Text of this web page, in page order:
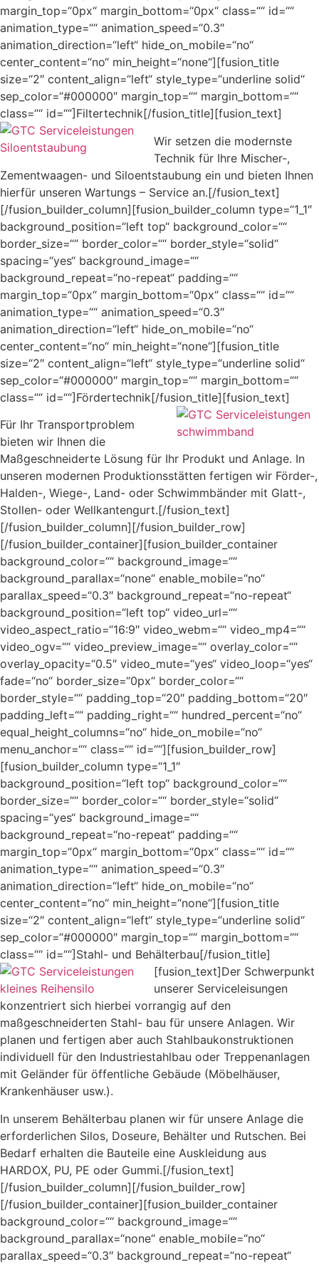
margin_top=“0px“ margin_bottom=“0px“ class=““ id=““
animation_type=““ animation_speed=“0.3″
animation_direction=“left“ hide_on_mobile=“no“
center_content=“no“ min_height=“none“][fusion_title
size=“2″ content_align=“left“ style_type=“underline solid“
sep_color=“#000000″ margin_top=““ margin_bottom=““
class=““ id=““]Filtertechnik[/fusion_title][fusion_text]
Wir setzen die modernste
Technik für Ihre Mischer-,
Zementwaagen- und Siloentstaubung ein und bieten Ihnen
hierfür unseren Wartungs – Service an.[/fusion_text]
[/fusion_builder_column][fusion_builder_column type=“1_1″
background_position=“left top“ background_color=““
border_size=““ border_color=““ border_style=“solid“
spacing=“yes“ background_image=““
background_repeat=“no-repeat“ padding=““
margin_top=“0px“ margin_bottom=“0px“ class=““ id=““
animation_type=““ animation_speed=“0.3″
animation_direction=“left“ hide_on_mobile=“no“
center_content=“no“ min_height=“none“][fusion_title
size=“2″ content_align=“left“ style_type=“underline solid“
sep_color=“#000000″ margin_top=““ margin_bottom=““
class=““ id=““]Fördertechnik[/fusion_title][fusion_text]
Für Ihr Transportproblem
bieten wir Ihnen die
Maßgeschneiderte Lösung für Ihr Produkt und Anlage. In
unseren modernen Produktionsstätten fertigen wir Förder-,
Halden-, Wiege-, Land- oder Schwimmbänder mit Glatt-,
Stollen- oder Wellkantengurt.[/fusion_text]
[/fusion_builder_column][/fusion_builder_row]
[/fusion_builder_container][fusion_builder_container
background_color=““ background_image=““
background_parallax=“none“ enable_mobile=“no“
parallax_speed=“0.3″ background_repeat=“no-repeat“
background_position=“left top“ video_url=““
video_aspect_ratio=“16:9″ video_webm=““ video_mp4=““
video_ogv=““ video_preview_image=““ overlay_color=““
overlay_opacity=“0.5″ video_mute=“yes“ video_loop=“yes“
fade=“no“ border_size=“0px“ border_color=““
border_style=““ padding_top=“20″ padding_bottom=“20″
padding_left=““ padding_right=““ hundred_percent=“no“
equal_height_columns=“no“ hide_on_mobile=“no“
menu_anchor=““ class=““ id=““][fusion_builder_row]
[fusion_builder_column type=“1_1″
background_position=“left top“ background_color=““
border_size=““ border_color=““ border_style=“solid“
spacing=“yes“ background_image=““
background_repeat=“no-repeat“ padding=““
margin_top=“0px“ margin_bottom=“0px“ class=““ id=““
animation_type=““ animation_speed=“0.3″
animation_direction=“left“ hide_on_mobile=“no“
center_content=“no“ min_height=“none“][fusion_title
size=“2″ content_align=“left“ style_type=“underline solid“
sep_color=“#000000″ margin_top=““ margin_bottom=““
class=““ id=““]Stahl- und Behälterbau[/fusion_title]
[fusion_text]Der Schwerpunkt
unserer Serviceleisungen
konzentriert sich hierbei vorrangig auf den
maßgeschneiderten Stahl- bau für unsere Anlagen. Wir
planen und fertigen aber auch Stahlbaukonstruktionen
individuell für den Industriestahlbau oder Treppenanlagen
mit Geländer für öffentliche Gebäude (Möbelhäuser,
Krankenhäuser usw.).
In unserem Behälterbau planen wir für unsere Anlage die
erforderlichen Silos, Doseure, Behälter und Rutschen. Bei
Bedarf erhalten die Bauteile eine Auskleidung aus
HARDOX, PU, PE oder Gummi.[/fusion_text]
[/fusion_builder_column][/fusion_builder_row]
[/fusion_builder_container][fusion_builder_container
background_color=““ background_image=““
background_parallax=“none“ enable_mobile=“no“
parallax_speed=“0.3″ background_repeat=“no-repeat“